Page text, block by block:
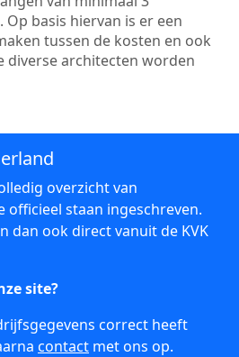
basis hiervan is er een
tussen de kosten en ook
diverse architecten worden
overzicht van
officieel staan ingeschreven.
dan ook direct vanuit de KVK
site?
correct heeft
contact met ons op.